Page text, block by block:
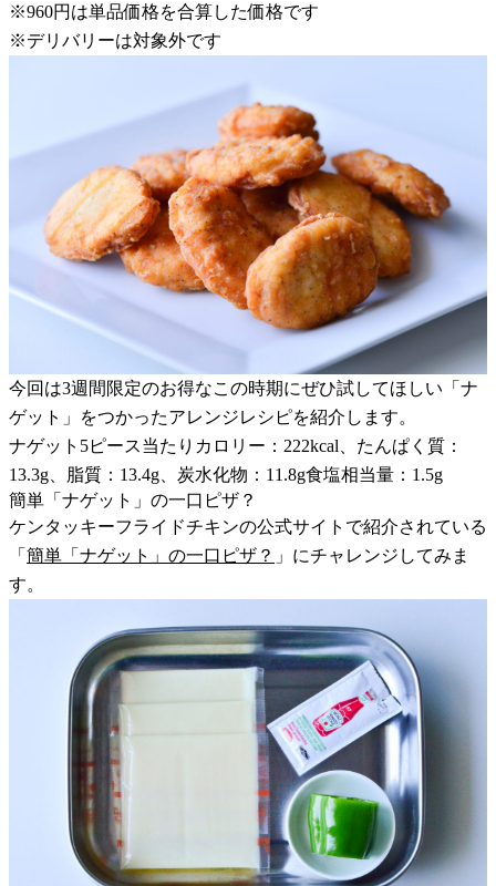
※960円は単品価格を合算した価格です
※デリバリーは対象外です
今回は3週間限定のお得なこの時期にぜひ試してほしい「ナ
ゲット」をつかったアレンジレシピを紹介します。
ナゲット5ピース当たりカロリー：222kcal、たんぱく質：
13.3g、脂質：13.4g、炭水化物：11.8g食塩相当量：1.5g
簡単「ナゲット」の一口ピザ？
ケンタッキーフライドチキンの公式サイトで紹介されている
「 簡単「ナゲット」の一口ピザ？ 」にチャレンジしてみま
す。